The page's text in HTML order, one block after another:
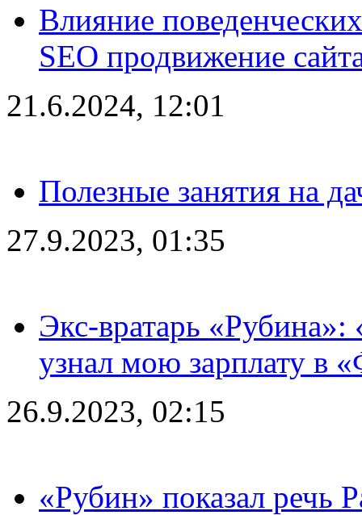
Влияние
SEO продвижение
21.6.2024, 12:01
Полезные занятия на
27.9.2023, 01:35
Экс-вратарь «Рубина»:
узнал мою зарплату в
26.9.2023, 02:15
«Рубин» показал речь